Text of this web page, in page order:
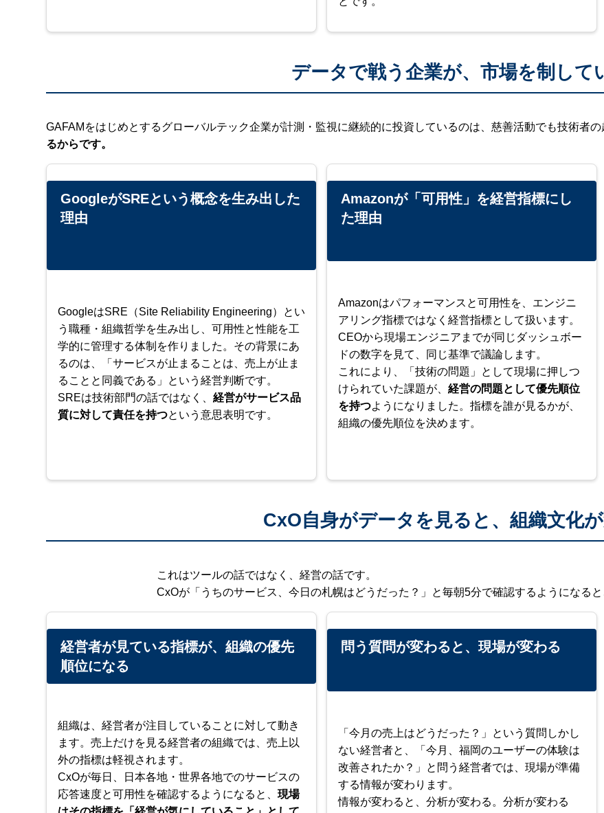
データで戦う企業が、市場を制して
GAFAMをはじめとするグローバルテック企業が計測・監視に継続的に投資しているのは、慈善活動でも技術者の
るからです。
GoogleがSREという概念を生み出した
理由
GoogleはSRE（Site Reliability Engineering）とい
う職種・組織哲学を生み出し、可用性と性能を工
学的に管理する体制を作りました。その背景にあ
るのは、「サービスが止まることは、売上が止ま
ることと同義である」という経営判断です。
SREは技術部門の話ではなく、経営がサービス品
質に対して責任を持つという意思表明です。
Amazonが「可用性」を経営指標にし
た理由
Amazonはパフォーマンスと可用性を、エンジニ
アリング指標ではなく経営指標として扱います。
CEOから現場エンジニアまでが同じダッシュボー
ドの数字を見て、同じ基準で議論します。
これにより、「技術の問題」として現場に押しつ
けられていた課題が、 経営の問題として優先順位
を持つようになりました。指標を誰が見るかが、
組織の優先順位を決めます。
CxO自身がデータを見ると、組織文化
これはツールの話ではなく、経営の話です。
CxOが「うちのサービス、今日の札幌はどうだった？」と毎朝5分で確認するようになると
経営者が見ている指標が、組織の優先
順位になる
組織は、経営者が注目していることに対して動き
ます。売上だけを見る経営者の組織では、売上以
外の指標は軽視されます。
CxOが毎日、日本各地・世界各地でのサービスの
応答速度と可用性を確認するようになると、現場
問う質問が変わると、現場が変わる
「今月の売上はどうだった？」という質問しかし
ない経営者と、「今月、福岡のユーザーの体験は
改善されたか？」と問う経営者では、現場が準備
する情報が変わります。
情報が変わると、分析が変わる。分析が変わる